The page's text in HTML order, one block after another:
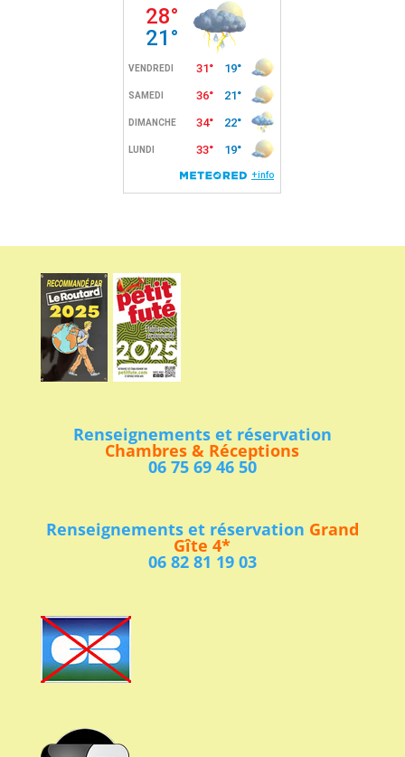
Renseignements et réservation
Chambres & Réceptions
06 75 69 46 50
Renseignements et réservation Grand
Gîte 4*
06 82 81 19 03